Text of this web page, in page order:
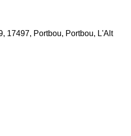
17497, Portbou, Portbou, L'Alt